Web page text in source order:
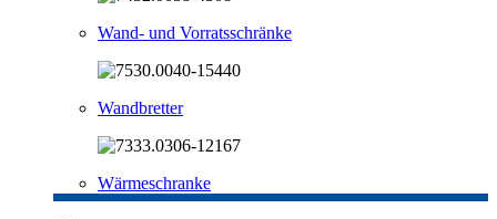
Wand- und Vorratsschränke
Wandbretter
Wärmeschranke